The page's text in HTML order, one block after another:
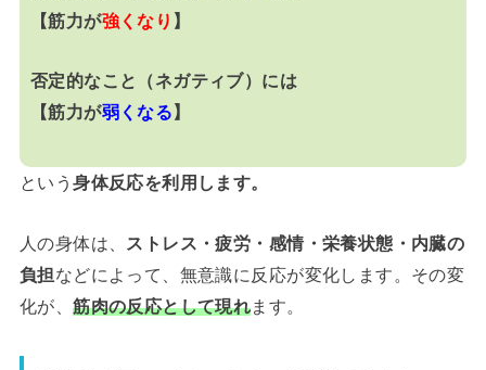
【筋力が強くなり 】
否定的なこと（ネガティブ）には
【筋力が弱くなる】
という身体反応を利用します。
人の身体は、 ストレス・疲労・感情・栄養状態・内臓の
負担などによって、無意識に反応が変化します。その変
化が、筋肉の反応として現れます。